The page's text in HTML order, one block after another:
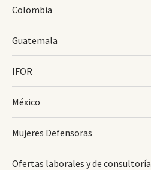
Colombia
Guatemala
IFOR
México
Mujeres Defensoras
Ofertas laborales y de consultoría